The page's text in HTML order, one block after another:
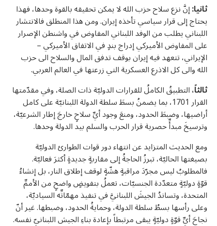
ثانيا:إنَّ نزع سلاح حزب الله لا يمكن تحقيقه بالقوة وحدها، فهذا
يحتاج إلى قرار سياسي تأخذه إيران. ومن هذا المنطلق فالانتشار
اللبناني يطلب من الوفد اللبناني المفاوض في واشنطن الإصرار
على المفاوض الأميركي إدراج بندٍ في الاتفاق الأميركي –
الإيراني، تتعهد فيه إيران بوقف تدفق المال والسلاح الى حزب
الله والى كل الاذرع العسكرية التي زرعتها في العالم العربي.
ثالثاً،التطبيقُ الكاملُ للقرارات الدوليّة ذات الصلة، وفي مقدّمتها
القرار 1701، بما يضمنُ بسطَ سلطة الدولة اللبنانيّة على كامل
أراضيها، وضبطَ الحدود، ومنعَ وجود أيِّ سلاحٍ خارجَ إطار الشرعيّة،
وترسيخَ مبدأِّ حصرية قرار الحرب والسلم بيد الدولة وحدها.
ومع الحديث المتزايد عن انتهاء دور قوات الطوارئ الدوليّة
بصيغتها الحاليّة، تبرزُ الحاجةُ إلى مقاربةٍ جديدةٍ أكثرَ فعاليّة.
فالمطلوبُ ليس مجرّدَ مراقبةٍ هشّةٍ لوقف إطلاق النار، بل إنشاءُ
قوّةٍ دوليّةٍ متعدّدة الجنسيّات، تعملُ بتفويضٍ واضحٍ من الأممِّ
المتحدة، وتساندُ الجيشَ اللبنانيَّ في تنفيذ مهمّاتِّه السياديّة،
وعلى رأسها بسطُ سلطة الدولة، وحمايةُ الحدود، وضبطها. غير أنّ
نجاحَ أيِّ قوّةٍ دوليّةٍ يبقى مرتبطاً بإعادة بناءِ الجيش اللبنانيّ نفسه.